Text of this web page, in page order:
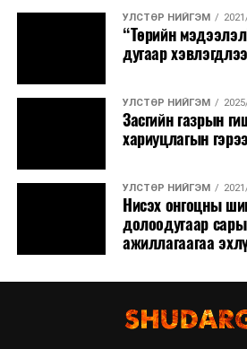
УЛСТӨР НИЙГЭМ
“Төрийн
дугаар хэвлэгдлээ
УЛСТӨР НИЙГЭМ
Засгийн газрын
хариуцлагын
УЛСТӨР НИЙГЭМ
Нисэх онгоцны
долоодугаар
ажиллагаагаа